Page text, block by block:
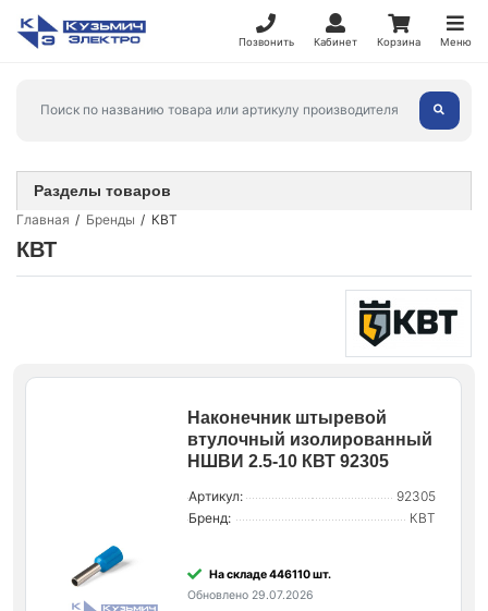
Позвонить Кабинет Корзина Меню
Главная Бренды КВТ
КВТ
Наконечник штыревой
втулочный изолированный
НШВИ 2.5-10 КВТ 92305
Артикул:
92305
Бренд:
КВТ
На складе 446110 шт.
Обновлено 29.07.2026
Разделы товаров